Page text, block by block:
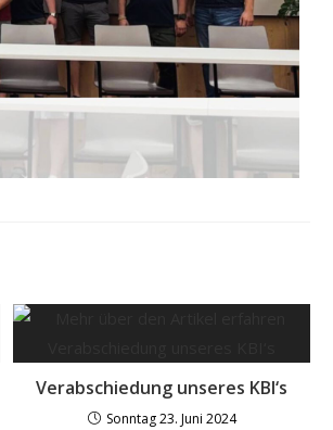
Verabschiedung unseres KBI‘s
Sonntag 23. Juni 2024